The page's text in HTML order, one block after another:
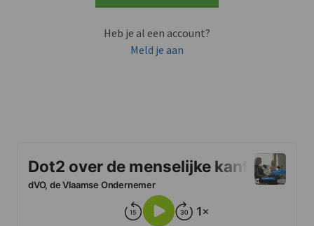
Heb je al een account?
Meld je aan